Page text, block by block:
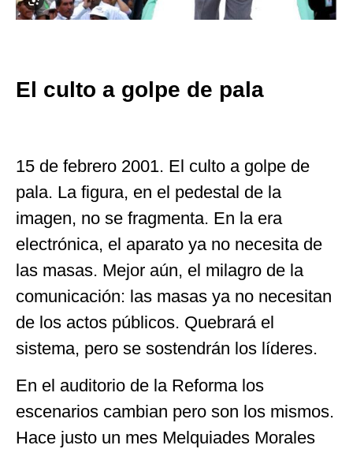
El culto a golpe de pala
15 de febrero 2001. El culto a golpe de
pala. La figura, en el pedestal de la
imagen, no se fragmenta. En la era
electrónica, el aparato ya no necesita de
las masas. Mejor aún, el milagro de la
comunicación: las masas ya no necesitan
de los actos públicos. Quebrará el
sistema, pero se sostendrán los líderes.
En el auditorio de la Reforma los
escenarios cambian pero son los mismos.
Hace justo un mes Melquiades Morales